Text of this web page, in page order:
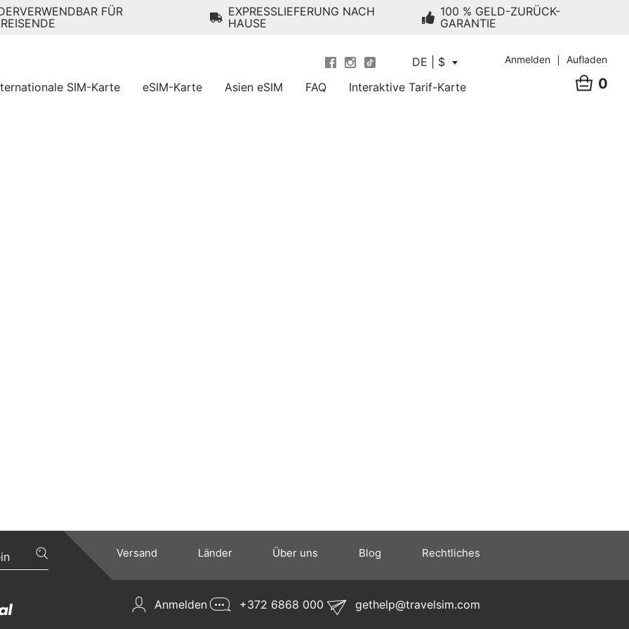
FÜR
EXPRESSLIEFERUNG NACH
HAUSE
100 % GELD-ZURÜCK-
GARANTIE
DE | $
SIM-Karte
eSIM-Karte Asien eSIM FAQ Interaktive Tarif-Karte 0
Anmelden Aufladen
Versand Länder Über uns Blog Rechtliches
Anmelden +372 6868 000 gethelp@travelsim.com